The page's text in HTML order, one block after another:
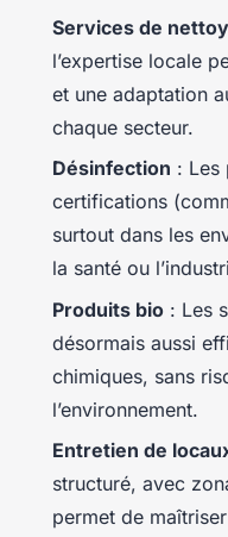
Services de
l’expertise locale
et une adaptation
chaque secteur.
Désinfection : Les
certifications
surtout dans les
la santé ou
Produits bio : Les
désormais aussi
chimiques, sans
l’environnement.
Entretien de
structuré, avec
permet de